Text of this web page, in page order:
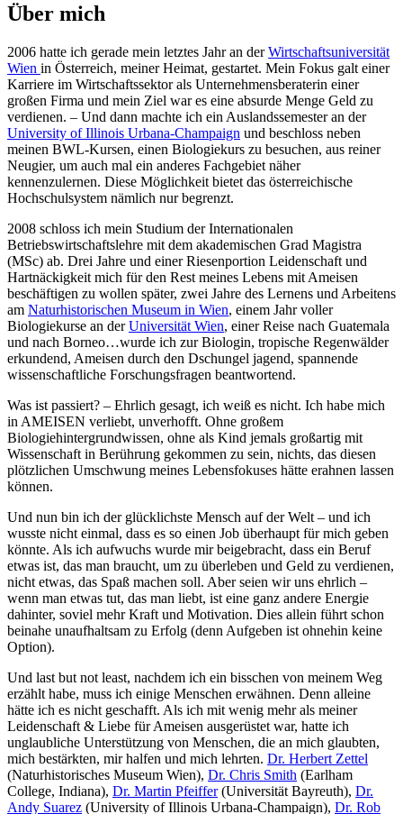
Über mich
2006 hatte ich gerade mein letztes Jahr an derWirtschaftsuniversität
Wien in Österreich, meiner Heimat, gestartet. Mein Fokus galt einer
Karriere im Wirtschaftssektor als Unternehmensberaterin einer
großen Firma und mein Ziel war es eine absurde Menge Geld zu
verdienen. – Und dann machte ich ein Auslandssemester an der
University of Illinois Urbana-Champaign und beschloss neben
meinen BWL-Kursen, einen Biologiekurs zu besuchen, aus reiner
Neugier, um auch mal ein anderes Fachgebiet näher
kennenzulernen. Diese Möglichkeit bietet das österreichische
Hochschulsystem nämlich nur begrenzt.
2008 schloss ich mein Studium der Internationalen
Betriebswirtschaftslehre mit dem akademischen Grad Magistra
(MSc) ab. Drei Jahre und einer Riesenportion Leidenschaft und
Hartnäckigkeit mich für den Rest meines Lebens mit Ameisen
beschäftigen zu wollen später, zwei Jahre des Lernens und Arbeitens
am Naturhistorischen Museum in Wien, einem Jahr voller
Biologiekurse an derUniversität Wien, einer Reise nach Guatemala
und nach Borneo…wurde ich zur Biologin, tropische Regenwälder
erkundend, Ameisen durch den Dschungel jagend, spannende
wissenschaftliche Forschungsfragen beantwortend.
Was ist passiert? – Ehrlich gesagt, ich weiß es nicht. Ich habe mich
in AMEISEN verliebt, unverhofft. Ohne großem
Biologiehintergrundwissen, ohne als Kind jemals großartig mit
Wissenschaft in Berührung gekommen zu sein, nichts, das diesen
plötzlichen Umschwung meines Lebensfokuses hätte erahnen lassen
können.
Und nun bin ich der glücklichste Mensch auf der Welt – und ich
wusste nicht einmal, dass es so einen Job überhaupt für mich geben
könnte. Als ich aufwuchs wurde mir beigebracht, dass ein Beruf
etwas ist, das man braucht, um zu überleben und Geld zu verdienen,
nicht etwas, das Spaß machen soll. Aber seien wir uns ehrlich –
wenn man etwas tut, das man liebt, ist eine ganz andere Energie
dahinter, soviel mehr Kraft und Motivation. Dies allein führt schon
beinahe unaufhaltsam zu Erfolg (denn Aufgeben ist ohnehin keine
Option).
Und last but not least, nachdem ich ein bisschen von meinem Weg
erzählt habe, muss ich einige Menschen erwähnen. Denn alleine
hätte ich es nicht geschafft. Als ich mit wenig mehr als meiner
Leidenschaft & Liebe für Ameisen ausgerüstet war, hatte ich
unglaubliche Unterstützung von Menschen, die an mich glaubten,
mich bestärkten, mir halfen und mich lehrten. Dr. Herbert Zettel
(Naturhistorisches Museum Wien), Dr. Chris Smith (Earlham
College, Indiana), Dr. Martin Pfeiffer(Universität Bayreuth), Dr.
Andy Suarez (University of Illinois Urbana-Champaign), Dr. Rob